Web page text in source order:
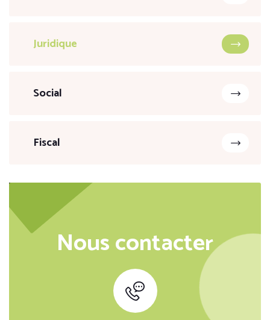
Juridique
Social
Fiscal
Nous contacter